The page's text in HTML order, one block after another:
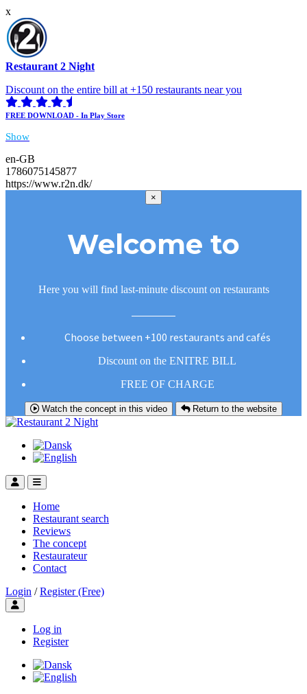
x
Restaurant 2 Night
Discount on the entire bill at +150 restaurants near you
FREE DOWNLOAD - In Play Store
Show
en-GB
1786075145877
https://www.r2n.dk/
×
Welcome to
Here you will find last-minute discount on restaurants
Choose between +100 restaurants and cafés
Discount on the ENITRE BILL
FREE OF CHARGE
Watch the concept in this video Return to the website
Home
Restaurant search
Reviews
The concept
Restaurateur
Contact
Login / Register (Free)
Toggle user menu
Log in
Register